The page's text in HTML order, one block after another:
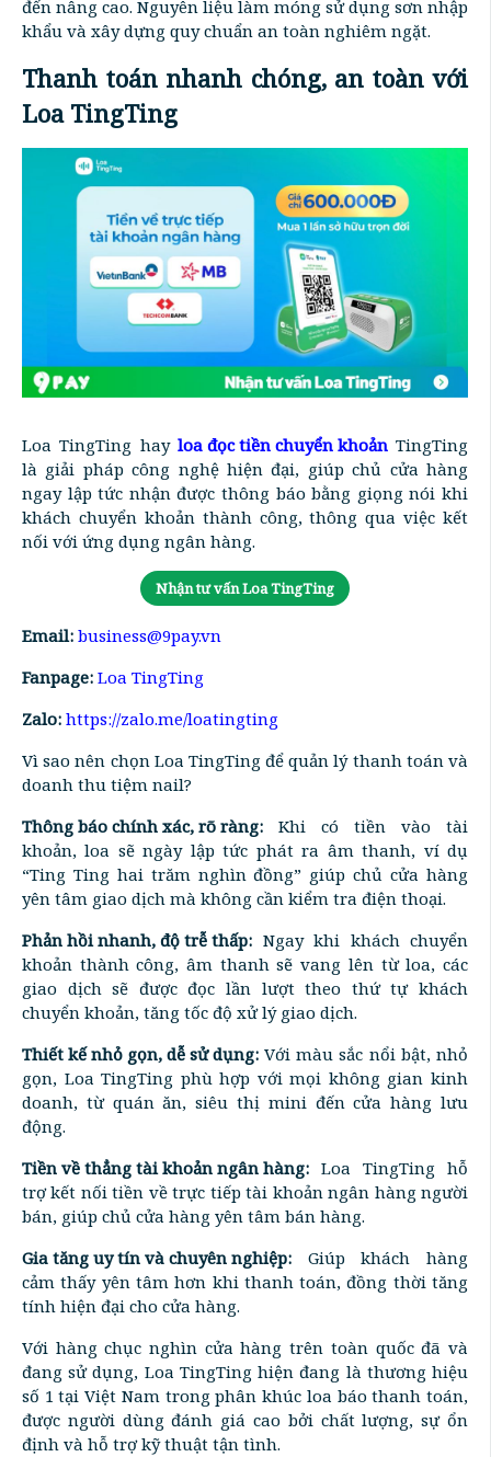
đến nâng cao. Nguyên liệu làm móng sử dụng sơn nhập
khẩu và xây dựng quy chuẩn an toàn nghiêm ngặt.
Thanh toán nhanh chóng, an toàn với
Loa TingTing
Loa TingTing hay loa đọc tiền chuyển khoảnTingTing
là giải pháp công nghệ hiện đại, giúp chủ cửa hàng
ngay lập tức nhận được thông báo bằng giọng nói khi
khách chuyển khoản thành công, thông qua việc kết
nối với ứng dụng ngân hàng.
Nhận tư vấn Loa TingTing
Email: business@9pay.vn
Fanpage: Loa TingTing
Zalo: https://zalo.me/loatingting
Vì sao nên chọn Loa TingTing để quản lý thanh toán và
doanh thu tiệm nail?
Thông báo chính xác, rõ ràng: Khi có tiền vào tài
khoản, loa sẽ ngày lập tức phát ra âm thanh, ví dụ
“Ting Ting hai trăm nghìn đồng” giúp chủ cửa hàng
yên tâm giao dịch mà không cần kiểm tra điện thoại.
Phản hồi nhanh, độ trễ thấp: Ngay khi khách chuyển
khoản thành công, âm thanh sẽ vang lên từ loa, các
giao dịch sẽ được đọc lần lượt theo thứ tự khách
chuyển khoản, tăng tốc độ xử lý giao dịch.
Thiết kế nhỏ gọn, dễ sử dụng: Với màu sắc nổi bật, nhỏ
gọn, Loa TingTing phù hợp với mọi không gian kinh
doanh, từ quán ăn, siêu thị mini đến cửa hàng lưu
động.
Tiền về thẳng tài khoản ngân hàng: Loa TingTing hỗ
trợ kết nối tiền về trực tiếp tài khoản ngân hàng người
bán, giúp chủ cửa hàng yên tâm bán hàng.
Gia tăng uy tín và chuyên nghiệp: Giúp khách hàng
cảm thấy yên tâm hơn khi thanh toán, đồng thời tăng
tính hiện đại cho cửa hàng.
Với hàng chục nghìn cửa hàng trên toàn quốc đã và
đang sử dụng, Loa TingTing hiện đang là thương hiệu
số 1 tại Việt Nam trong phân khúc loa báo thanh toán,
được người dùng đánh giá cao bởi chất lượng, sự ổn
định và hỗ trợ kỹ thuật tận tình.